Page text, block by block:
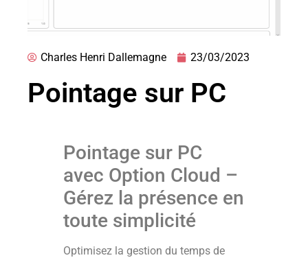
Charles Henri Dallemagne 23/03/2023
Pointage sur PC
Pointage sur PC
avec Option Cloud –
Gérez la présence en
toute simplicité
Optimisez la gestion du temps de